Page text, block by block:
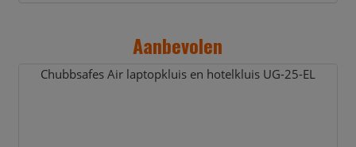
Aanbevolen
Chubbsafes Air laptopkluis en hotelkluis UG-25-EL